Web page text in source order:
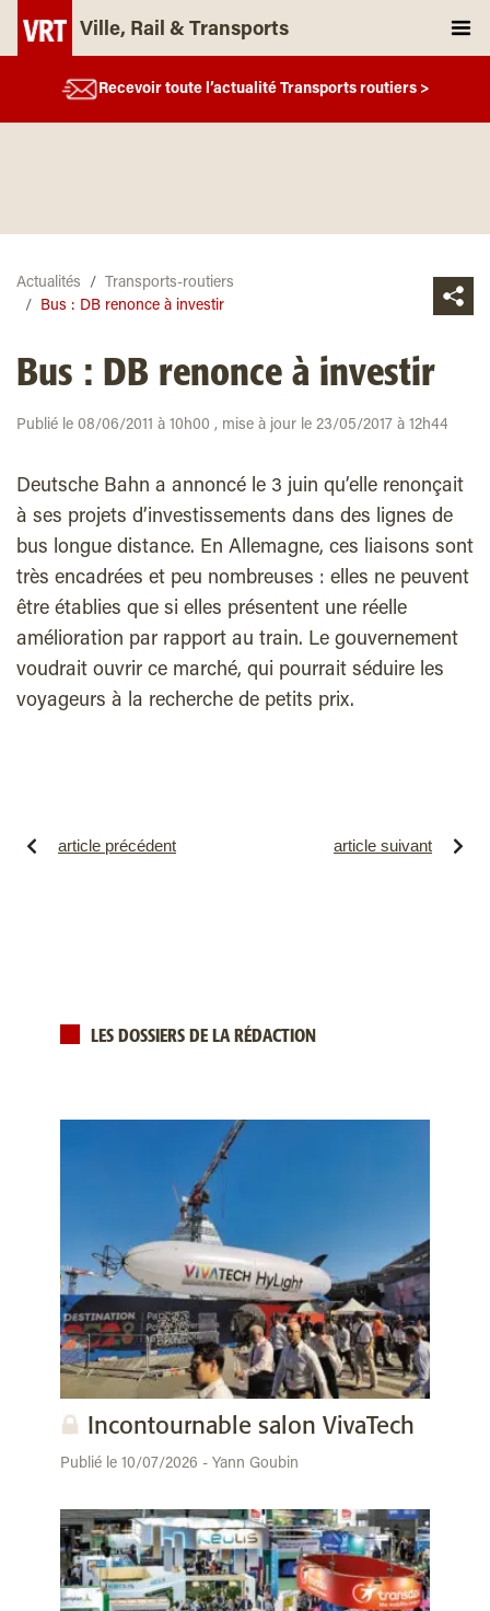
Ville, Rail & Transports
Recevoir toute l’actualité Transports routiers >
Actualités
Transports-routiers
Bus : DB renonce à investir
Bus : DB renonce à investir
Publié le 08/06/2011 à 10h00 , mise à jour le 23/05/2017 à 12h44
Deutsche Bahn a annoncé le 3 juin qu’elle renonçait
à ses projets d’investissements dans des lignes de
bus longue distance. En Allemagne, ces liaisons sont
très encadrées et peu nombreuses : elles ne peuvent
être établies que si elles présentent une réelle
amélioration par rapport au train. Le gouvernement
voudrait ouvrir ce marché, qui pourrait séduire les
voyageurs à la recherche de petits prix.
article précédent article suivant
LES DOSSIERS DE LA RÉDACTION
Incontournable salon VivaTech
Publié le 10/07/2026 - Yann Goubin